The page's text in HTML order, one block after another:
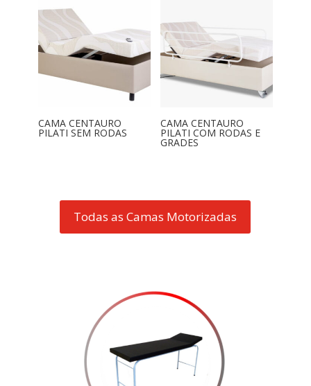
CAMA CENTAURO
PILATI SEM RODAS
CAMA CENTAURO
PILATI COM RODAS E
GRADES
Todas as Camas Motorizadas